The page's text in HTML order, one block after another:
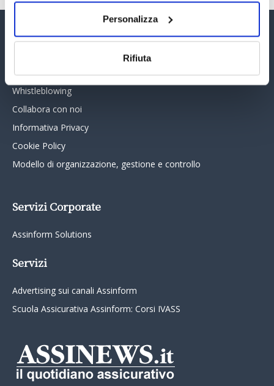
Personalizza
Rifiuta
Assinform Editore
Chi siamo
Whistleblowing
Collabora con noi
Informativa Privacy
Cookie Policy
Modello di organizzazione, gestione e controllo
Servizi Corporate
Assinform Solutions
Servizi
Advertising sui canali Assinform
Scuola Assicurativa Assinform: Corsi IVASS